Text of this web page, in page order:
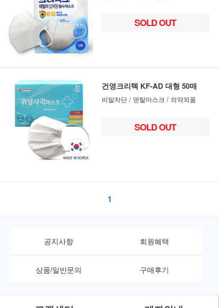
SOLD OUT
건영크리텍 KF-AD 대형 50매
비말차단 / 덴탈마스크 / 의약외품
SOLD OUT
1
공지사항 회원혜택
상품/일반문의 구매후기